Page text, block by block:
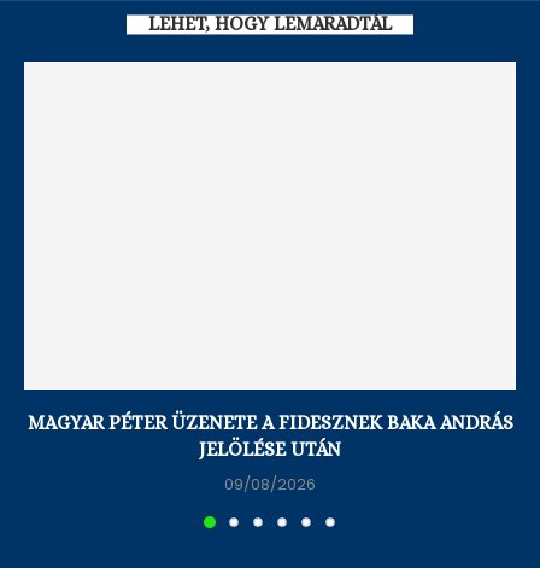
LEHET, HOGY LEMARADTÁL
MAGYAR PÉTER ÜZENETE A FIDESZNEK BAKA ANDRÁS
JELÖLÉSE UTÁN
09/08/2026